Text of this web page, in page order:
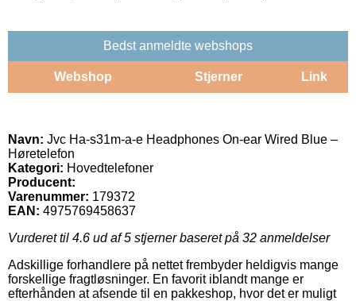
Bedst anmeldte webshops
Webshop Stjerner Link
Navn: Jvc Ha-s31m-a-e Headphones On-ear Wired Blue –
Høretelefon
Kategori: Hovedtelefoner
Producent:
Varenummer: 179372
EAN: 4975769458637
Vurderet til 4.6 ud af 5 stjerner baseret på 32 anmeldelser
Adskillige forhandlere på nettet frembyder heldigvis mange
forskellige fragtløsninger. En favorit iblandt mange er
efterhånden at afsende til en pakkeshop, hvor det er muligt